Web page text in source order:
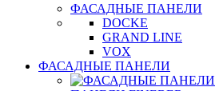
ФАСАДНЫЕ ПАНЕЛИ
DOCKE
GRAND LINE
VOX
ФАСАДНЫЕ ПАНЕЛИ